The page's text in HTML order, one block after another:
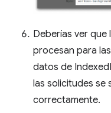
Deberías ver que
procesan para
datos de
las solicitudes se
correctamente.